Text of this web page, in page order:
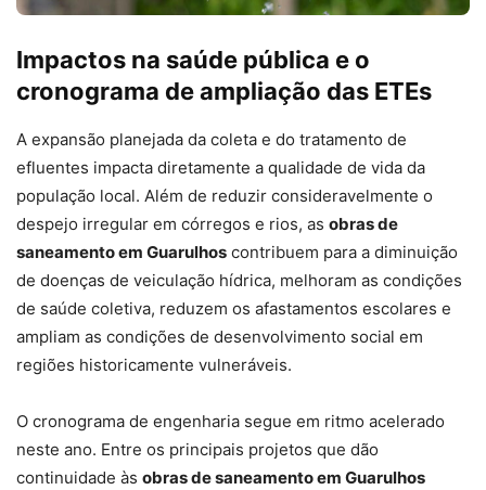
Impactos na saúde pública e o
cronograma de ampliação das ETEs
A expansão planejada da coleta e do tratamento de
efluentes impacta diretamente a qualidade de vida da
população local. Além de reduzir consideravelmente o
despejo irregular em córregos e rios, as obras de
saneamento em Guarulhos contribuem para a diminuição
de doenças de veiculação hídrica, melhoram as condições
de saúde coletiva, reduzem os afastamentos escolares e
ampliam as condições de desenvolvimento social em
regiões historicamente vulneráveis.
O cronograma de engenharia segue em ritmo acelerado
neste ano. Entre os principais projetos que dão
continuidade às obras de saneamento em Guarulhos